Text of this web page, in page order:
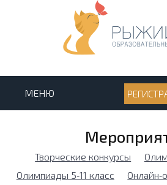
МЕНЮ
Творческие конкурсы
Олимпиады 5‑11 класс